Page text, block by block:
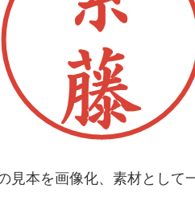
本を画像化、素材として